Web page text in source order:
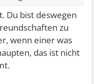
Du bist deswegen
zu
wenn einer was
das ist nicht